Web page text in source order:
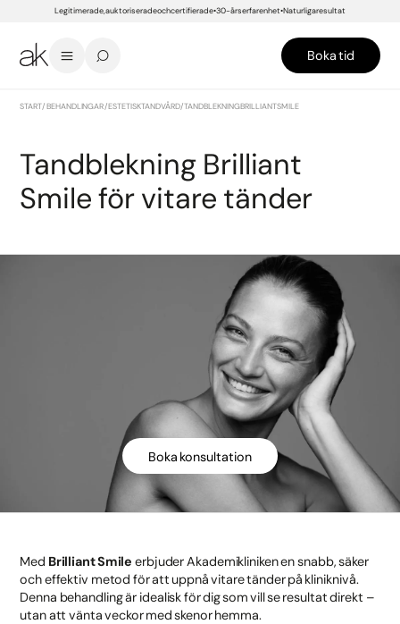
Legitimerade, auktoriserade och certifierade 30-års erfarenhet Naturliga resultat
Boka tid
START/BEHANDLINGAR/ESTETISK TANDVÅRD/TANDBLEKNING BRILLIANT SMILE
Tandblekning Brilliant
Smile för vitare tänder
Boka konsultation
Med Brilliant Smile erbjuder Akademikliniken en snabb, säker
och effektiv metod för att uppnå vitare tänder på kliniknivå.
Denna behandling är idealisk för dig som vill se resultat direkt –
utan att vänta veckor med skenor hemma.